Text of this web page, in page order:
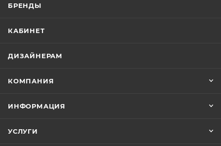
БРЕНДЫ
КАБИНЕТ
ДИЗАЙНЕРАМ
КОМПАНИЯ
ИНФОРМАЦИЯ
УСЛУГИ